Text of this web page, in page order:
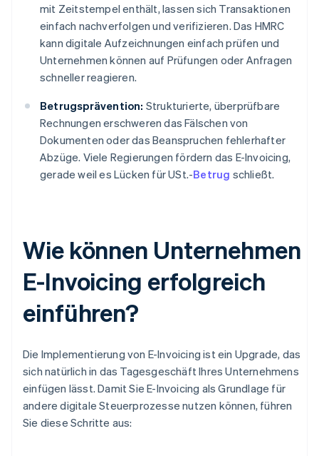
mit Zeitstempel enthält, lassen sich Transaktionen
einfach nachverfolgen und verifizieren. Das HMRC
kann digitale Aufzeichnungen einfach prüfen und
Unternehmen können auf Prüfungen oder Anfragen
schneller reagieren.
Betrugsprävention: Strukturierte, überprüfbare
Rechnungen erschweren das Fälschen von
Dokumenten oder das Beanspruchen fehlerhafter
Abzüge. Viele Regierungen fördern das E-Invoicing,
gerade weil es Lücken für USt.-Betrug schließt.
Wie können Unternehmen
E-Invoicing erfolgreich
einführen?
Die Implementierung von E-Invoicing ist ein Upgrade, das
sich natürlich in das Tagesgeschäft Ihres Unternehmens
einfügen lässt. Damit Sie E-Invoicing als Grundlage für
andere digitale Steuerprozesse nutzen können, führen
Sie diese Schritte aus: